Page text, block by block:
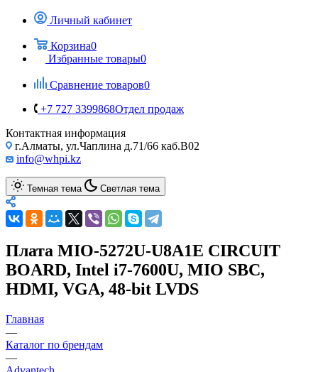
Личный кабинет
Корзина0
Избранные товары0
Сравнение товаров0
+7 727 3399868Отдел продаж
Контактная информация
г.Алматы, ул.Чаплина д.71/66 каб.B02
info@whpi.kz
Темная тема Светлая тема
Плата MIO-5272U-U8A1E CIRCUIT
BOARD, Intel i7-7600U, MIO SBC,
HDMI, VGA, 48-bit LVDS
Главная
—
Каталог по брендам
—